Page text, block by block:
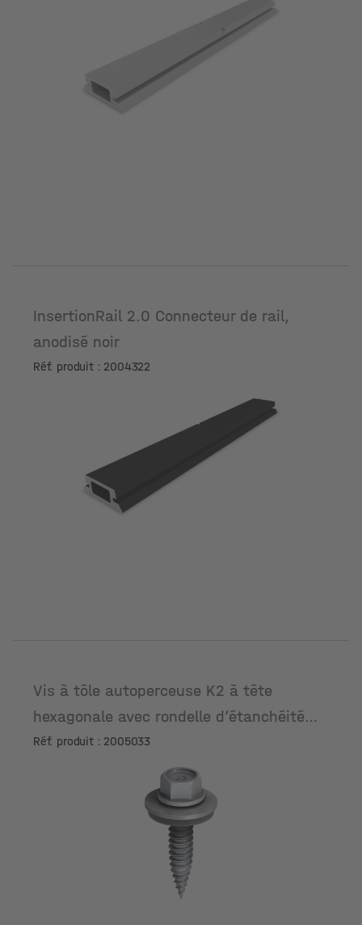
InsertionRail 2.0 Connecteur de rail,
anodisé noir
Réf. produit : 2004322
Vis à tôle autoperceuse K2 à tête
hexagonale avec rondelle d’étanchéité
5.5x25
Réf. produit : 2005033